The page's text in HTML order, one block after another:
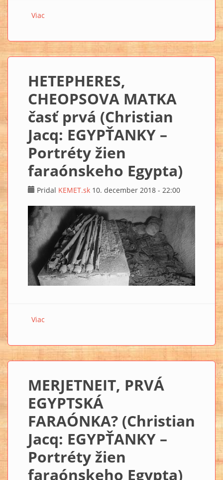
Viac
HETEPHERES,
CHEOPSOVA MATKA
časť prvá (Christian
Jacq: EGYPŤANKY –
Portréty žien
faraónskeho Egypta)
Pridal KEMET.sk 10. december 2018 - 22:00
Viac
MERJETNEIT, PRVÁ
EGYPTSKÁ
FARAÓNKA? (Christian
Jacq: EGYPŤANKY –
Portréty žien
faraónskeho Egypta)